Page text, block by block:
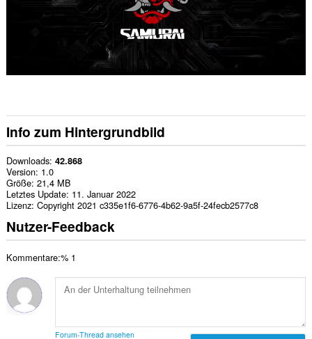
Info zum Hintergrundbild
Downloads 42.868
Version 1.0
Größe 21,4 MB
Letztes Update 11. Januar 2022
Lizenz Copyright 2021 c335e1f6-6776-4b62-9a5f-24fecb2577c8
Nutzer-Feedback
Kommentare:% 1
Forum-Thread ansehen